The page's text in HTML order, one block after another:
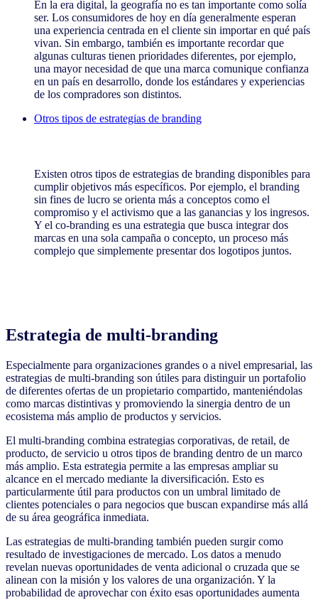
En la era digital, la geografía no es tan importante como solía
ser. Los consumidores de hoy en día generalmente esperan
una experiencia centrada en el cliente sin importar en qué país
vivan. Sin embargo, también es importante recordar que
algunas culturas tienen prioridades diferentes, por ejemplo,
una mayor necesidad de que una marca comunique confianza
en un país en desarrollo, donde los estándares y experiencias
de los compradores son distintos.
Otros tipos de estrategias de branding
Existen otros tipos de estrategias de branding disponibles para
cumplir objetivos más específicos. Por ejemplo, el branding
sin fines de lucro se orienta más a conceptos como el
compromiso y el activismo que a las ganancias y los ingresos.
Y el co-branding es una estrategia que busca integrar dos
marcas en una sola campaña o concepto, un proceso más
complejo que simplemente presentar dos logotipos juntos.
Estrategia de multi-branding
Especialmente para organizaciones grandes o a nivel empresarial, las
estrategias de multi-branding son útiles para distinguir un portafolio
de diferentes ofertas de un propietario compartido, manteniéndolas
como marcas distintivas y promoviendo la sinergia dentro de un
ecosistema más amplio de productos y servicios.
El multi-branding combina estrategias corporativas, de retail, de
producto, de servicio u otros tipos de branding dentro de un marco
más amplio. Esta estrategia permite a las empresas ampliar su
alcance en el mercado mediante la diversificación. Esto es
particularmente útil para productos con un umbral limitado de
clientes potenciales o para negocios que buscan expandirse más allá
de su área geográfica inmediata.
Las estrategias de multi-branding también pueden surgir como
resultado de investigaciones de mercado. Los datos a menudo
revelan nuevas oportunidades de venta adicional o cruzada que se
alinean con la misión y los valores de una organización. Y la
probabilidad de aprovechar con éxito esas oportunidades aumenta